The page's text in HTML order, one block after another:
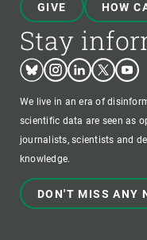
GIVE HOW
Stay
BlueskyInstagram
LinkedinTwitter
We live in an era of
scientific data are seen as
journalists, scientists and
knowledge.
DON'T MISS ANY